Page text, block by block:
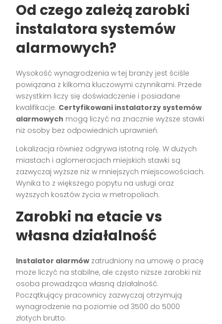
Od czego zależą zarobki
instalatora systemów
alarmowych?
Wysokość wynagrodzenia w tej branży jest ściśle
powiązana z kilkoma kluczowymi czynnikami. Przede
wszystkim liczy się doświadczenie i posiadane
kwalifikacje. Certyfikowani instalatorzy systemów
alarmowych mogą liczyć na znacznie wyższe stawki
niż osoby bez odpowiednich uprawnień.
Lokalizacja również odgrywa istotną rolę. W dużych
miastach i aglomeracjach miejskich stawki są
zazwyczaj wyższe niż w mniejszych miejscowościach.
Wynika to z większego popytu na usługi oraz
wyższych kosztów życia w metropoliach.
Zarobki na etacie vs
własna działalność
Instalator alarmów zatrudniony na umowę o pracę
może liczyć na stabilne, ale często niższe zarobki niż
osoba prowadząca własną działalność.
Początkujący pracownicy zazwyczaj otrzymują
wynagrodzenie na poziomie od 3500 do 5000
złotych brutto.